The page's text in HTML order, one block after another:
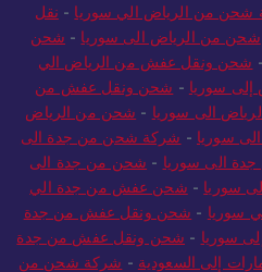
شحن من الرياض الي سوريا - نقل
شحن من الرياض الى سوريا - شحن
- شحن ونقل عفش من الرياض الي
سوريا - شحن ونقل عفش من
الى سوريا - شحن من الرياض
سوريا - شركة شحن من جدة الى
الى سوريا - شحن من جدة الى
سوريا - شحن عفش من جدة الي
سوريا - شحن ونقل عفش من جدة
سوريا - شحن ونقل عفش من جدة
إلى السعودية - شركة شحن من